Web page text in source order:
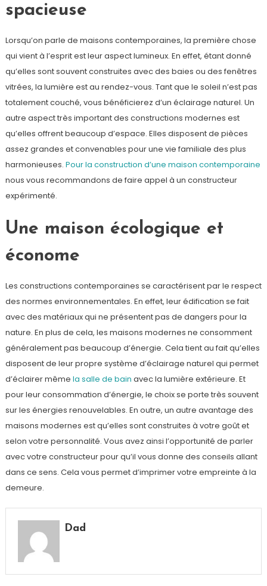
spacieuse
Lorsqu’on parle de maisons contemporaines, la première chose
qui vient à l’esprit est leur aspect lumineux. En effet, étant donné
qu’elles sont souvent construites avec des baies ou des fenêtres
vitrées, la lumière est au rendez-vous. Tant que le soleil n’est pas
totalement couché, vous bénéficierez d’un éclairage naturel. Un
autre aspect très important des constructions modernes est
qu’elles offrent beaucoup d’espace. Elles disposent de pièces
assez grandes et convenables pour une vie familiale des plus
harmonieuses. Pour la construction d’une maison contemporaine
nous vous recommandons de faire appel à un constructeur
expérimenté.
Une maison écologique et
économe
Les constructions contemporaines se caractérisent par le respect
des normes environnementales. En effet, leur édification se fait
avec des matériaux qui ne présentent pas de dangers pour la
nature. En plus de cela, les maisons modernes ne consomment
généralement pas beaucoup d’énergie. Cela tient au fait qu’elles
disposent de leur propre système d’éclairage naturel qui permet
d’éclairer même la salle de bain avec la lumière extérieure. Et
pour leur consommation d’énergie, le choix se porte très souvent
sur les énergies renouvelables. En outre, un autre avantage des
maisons modernes est qu’elles sont construites à votre goût et
selon votre personnalité. Vous avez ainsi l’opportunité de parler
avec votre constructeur pour qu’il vous donne des conseils allant
dans ce sens. Cela vous permet d’imprimer votre empreinte à la
demeure.
Dad